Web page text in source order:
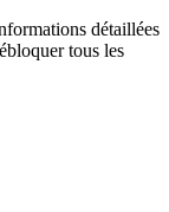
détaillées
tous les